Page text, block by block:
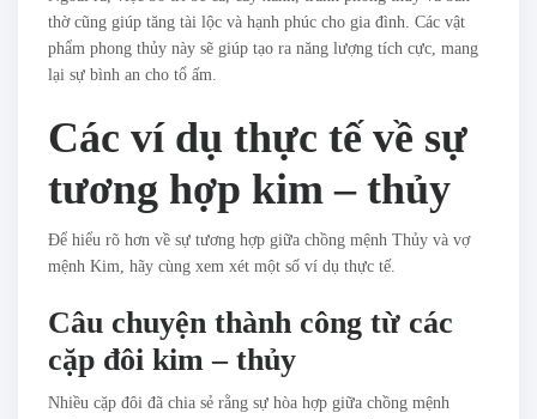
thờ cũng giúp tăng tài lộc và hạnh phúc cho gia đình. Các vật
phẩm phong thủy này sẽ giúp tạo ra năng lượng tích cực, mang
lại sự bình an cho tổ ấm.
Các ví dụ thực tế về sự
tương hợp kim – thủy
Để hiểu rõ hơn về sự tương hợp giữa chồng mệnh Thủy và vợ
mệnh Kim, hãy cùng xem xét một số ví dụ thực tế.
Câu chuyện thành công từ các
cặp đôi kim – thủy
Nhiều cặp đôi đã chia sẻ rằng sự hòa hợp giữa chồng mệnh